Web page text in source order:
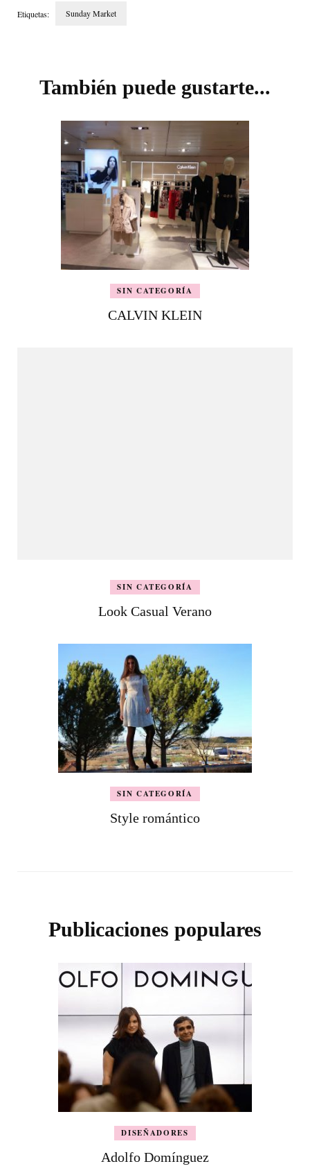
Etiquetas: Sunday Market
entradas
También puede gustarte...
SIN CATEGORÍA
CALVIN KLEIN
SIN CATEGORÍA
Look Casual Verano
SIN CATEGORÍA
Style romántico
Publicaciones populares
DISEÑADORES
Adolfo Domínguez